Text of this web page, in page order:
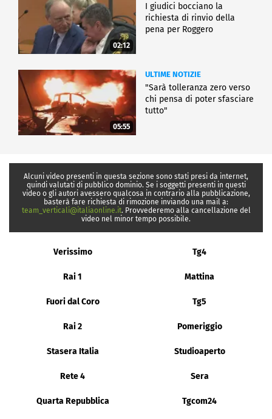
02:12
I giudici bocciano la
richiesta di rinvio della
pena per Roggero
05:55
ULTIME NOTIZIE
"Sarà tolleranza zero verso
chi pensa di poter sfasciare
tutto"
Alcuni video presenti in questa sezione sono stati presi da internet,
quindi valutati di pubblico dominio. Se i soggetti presenti in questi
video o gli autori avessero qualcosa in contrario alla pubblicazione,
basterà fare richiesta di rimozione inviando una mail a:
team_verticali@italiaonline.it. Provvederemo alla cancellazione del
video nel minor tempo possibile.
Verissimo Tg4
Rai 1 Mattina
Fuori dal Coro Tg5
Rai 2 Pomeriggio
Stasera Italia Studioaperto
Rete 4 Sera
Quarta Repubblica Tgcom24